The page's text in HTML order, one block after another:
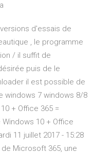
d'essais de
, le programme
/ il suffit de
puis de le
il est possible de
windows 7 windows 8/8
+ Office 365 =
10 + Office
11 juillet 2017 - 15:28
Microsoft 365, une